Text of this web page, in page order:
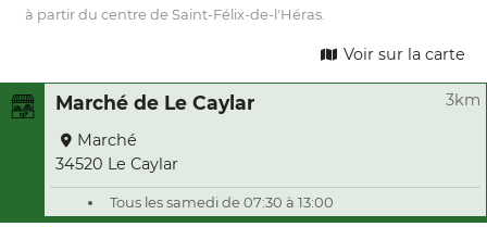
à partir du centre de Saint-Félix-de-l'Héras.
Voir sur la carte
Marché de Le Caylar 3km
Marché
34520 Le Caylar
Tous les samedi de 07:30 à 13:00